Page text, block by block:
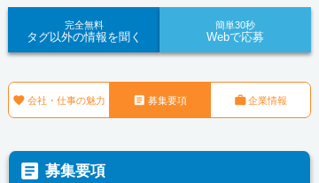
完全無料
タグ以外の情報を聞く
簡単30秒
Webで応募
 会社・仕事の魅力  募集要項 企業情報
 募集要項